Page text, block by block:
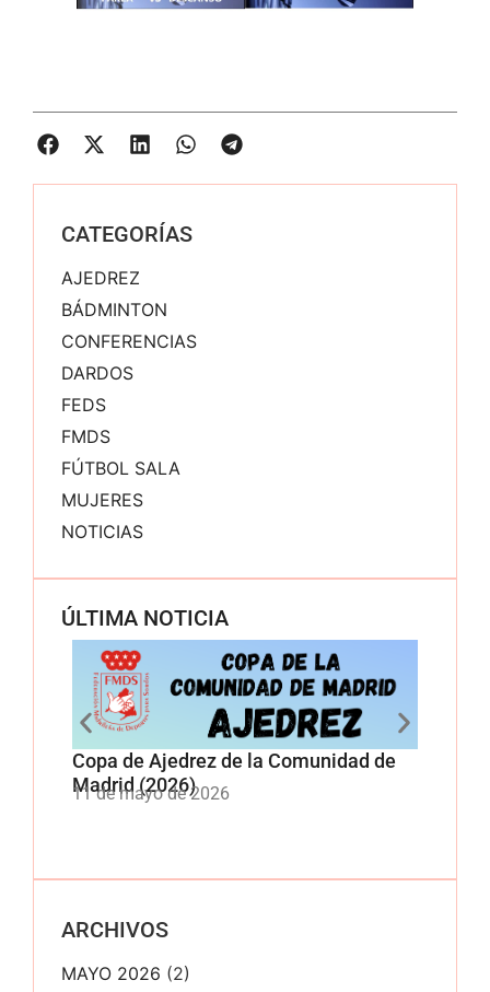
CATEGORÍAS
AJEDREZ
BÁDMINTON
CONFERENCIAS
DARDOS
FEDS
FMDS
FÚTBOL SALA
MUJERES
NOTICIAS
ÚLTIMA NOTICIA
Copa de Ajedrez de la Comunidad de
Madrid (2026)
11 de mayo de 2026
ARCHIVOS
MAYO 2026 (2)